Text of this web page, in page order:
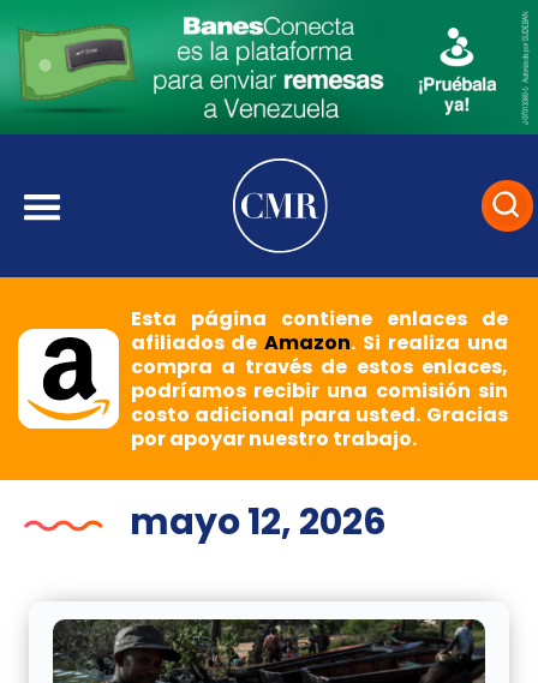
Esta página contiene enlaces de
afiliados deAmazon. Si realiza una
compra a través de estos enlaces,
podríamos recibir una comisión sin
costo adicional para usted. Gracias
por apoyar nuestro trabajo.
mayo 12, 2026